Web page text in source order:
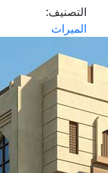
التصنيف:
الميراث